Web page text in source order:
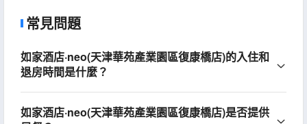
常見問題
如家酒店·neo(天津華苑產業園區復康橋店)的入住和
退房時間是什麼？
如家酒店·neo(天津華苑產業園區復康橋店)是否提供